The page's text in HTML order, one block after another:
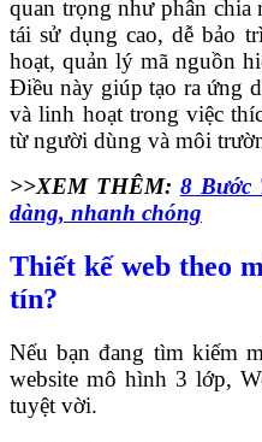
quan trọng như phân
tái sử dụng cao, dễ bảo
hoạt, quản lý mã nguồn
Điều này giúp tạo ra ứng
và linh hoạt trong việc
từ người dùng và môi
>>XEM THÊM: 8 Bước
dàng, nhanh chóng
Thiết kế web theo
tín?
Nếu bạn đang tìm kiếm
website mô hình 3 lớp,
tuyệt vời.